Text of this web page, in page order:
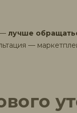
— лучше
—